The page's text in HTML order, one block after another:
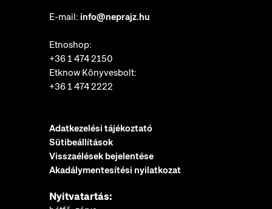
E-mail: info@neprajz.hu
Etnoshop:
+36 1 474 2150
Etknow Könyvesbolt:
+36 1 474 2222
Adatkezelési tájékoztató
Sütibeállítások
Visszaélések bejelentése
Akadálymentesítési nyilatkozat
Nyitvatartás: